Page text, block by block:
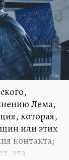
Лема,
которая,
или этих
контакта;
эта